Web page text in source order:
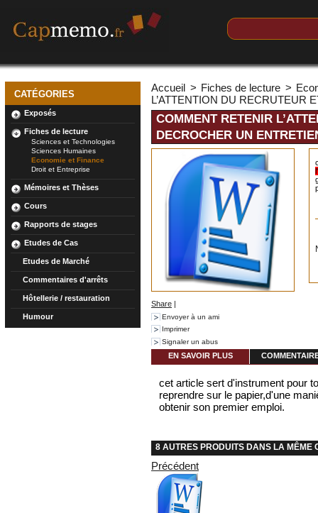
CATÉGORIES
Exposés
Fiches de lecture
Sciences et Technologies
Sciences Humaines
Economie et Finance
Droit et Entreprise
Mémoires et Thèses
Cours
Rapports de stages
Etudes de Cas
Etudes de Marché
Commentaires d'arrêts
Hôtellerie / restauration
Humour
Accueil > Fiches de lecture >
L’ATTENTION DU RECRUTEUR
COMMENT RETENIR
DECROCHER UN
Share |
Envoyer à un ami
Imprimer
Signaler un abus
EN SAVOIR PLUS
cet article sert d'instrument pour
reprendre sur le papier,d'une
obtenir son premier emploi.
8 AUTRES PRODUITS DANS LA MÊME
Précédent